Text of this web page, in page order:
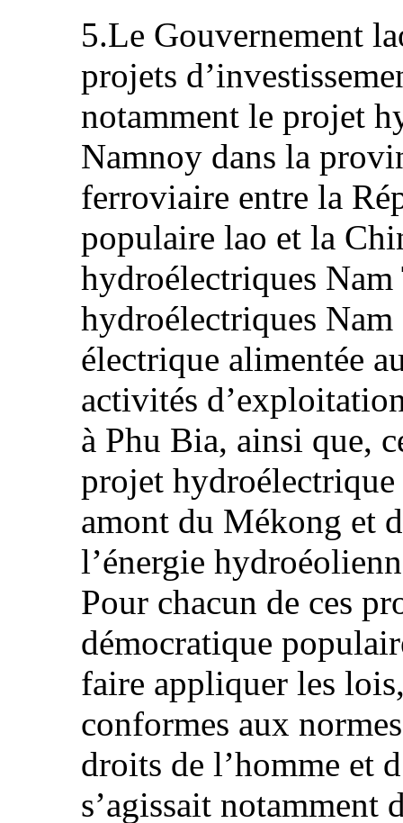
5.Le Gouvernement
projets
notamment le projet
Namnoy dans la
ferroviaire entre la
populaire lao et la
hydroélectriques
hydroélectriques
électrique alimentée
activités
à Phu Bia, ainsi que,
projet hydroélectrique
amont du Mékong et
l’énergie
Pour chacun de ces
démocratique
faire appliquer les
conformes aux
droits de l’homme et
s’agissait notamment